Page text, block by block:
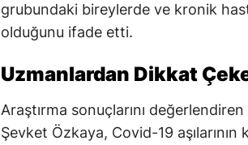
grubundaki bireylerde ve kronik
olduğunu ifade etti.
Uzmanlardan Dikkat
Araştırma sonuçlarını
Şevket Özkaya, Covid-19